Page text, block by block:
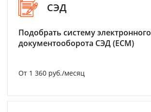
СЭД
Подобрать систему электронного
документооборота СЭД (ECM)
От 1 360 руб./месяц